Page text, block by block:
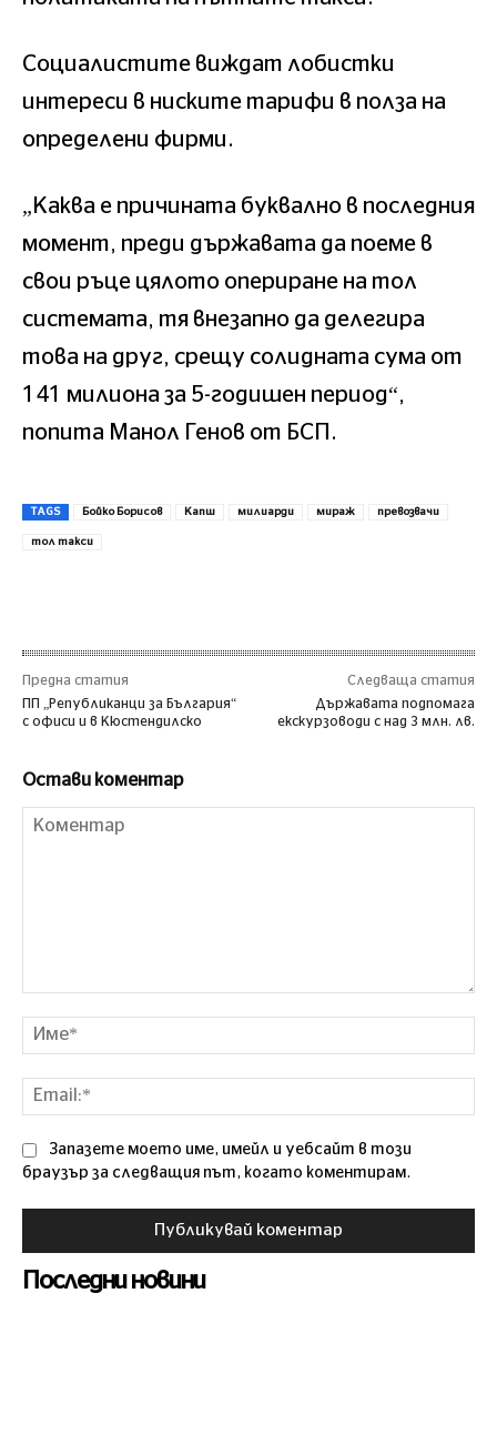
Социалистите виждат лобистки
интереси в ниските тарифи в полза на
определени фирми.
„Каква е причината буквално в последния
момент, преди държавата да поеме в
свои ръце цялото опериране на тол
системата, тя внезапно да делегира
това на друг, срещу солидната сума от
141 милиона за 5-годишен период“,
попита Манол Генов от БСП.
TAGS Бойко Борисов Капш милиарди мираж превозвачи
тол такси
Предна статия
ПП „Републиканци за България“
с офиси и в Кюстендилско
Следваща статия
Държавата подпомага
екскурзоводи с над 3 млн. лв.
Остави коментар
Запазете моето име, имейл и уебсайт в този
браузър за следващия път, когато коментирам.
Последни новини